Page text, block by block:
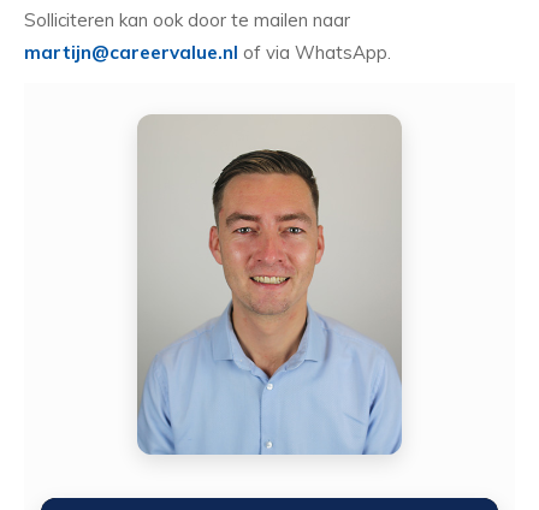
Solliciteren kan ook door te mailen naar
martijn@careervalue.nl of via WhatsApp.